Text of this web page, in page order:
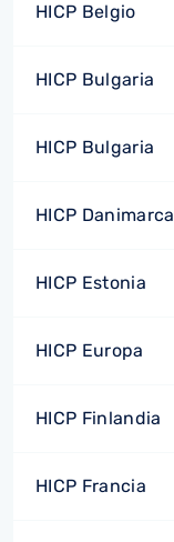
HICP Belgio
HICP Bulgaria
HICP Bulgaria
HICP Danimarca
HICP Estonia
HICP Europa
HICP Finlandia
HICP Francia